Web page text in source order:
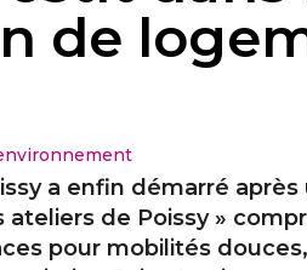
de
a enfin démarré
de Poissy »
pour mobilités